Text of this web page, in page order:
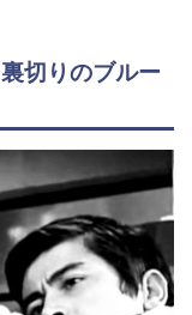
切りのブルー